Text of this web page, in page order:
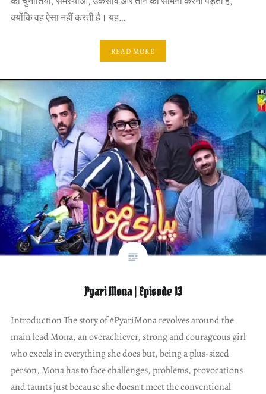
क्योंकि वह ऐसा नहीं करती है। यह…
READ MORE
Pyari Mona | Episode 13
Introduction The story of #PyariMona revolves around the
main lead Mona, an overachiever, strong and courageous girl
who excels in everything she does but, being a plus-sized
person, Mona has to face challenges, problems, provocations
and taunts just because she doesn’t meet the conventional